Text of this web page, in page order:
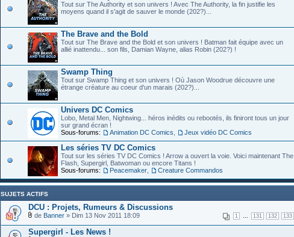
Tout sur The Authority et son univers ! Avec The Authority, la fin justifie les
moyens quand il s'agit de sauver le monde (202?)...
The Brave and the Bold
Tout sur The Brave and the Bold et son univers ! Batman fait équipe avec un
allié inattendu... son fils, Damian Wayne, alias Robin (202?) !
Swamp Thing
Tout sur Swamp Thing et son univers ! Où Jason Woodrue découvre une
étrange créature au coeur d'un marais (202?)...
Univers DC Comics
Lobo, Metal Men, Nightwing... héros inédits ou rebootés, ils finiront tous un jour
sur grand écran !
Sous-forums:
Animation DC Comics Jeux vidéo DC Comics
Les séries TV DC Comics
Tout sur les séries TV DC Comics ! Arrow a ouvert la voie. Voici maintenant The
Flash, Supergirl, Batwoman ou encore Titans !
Sous-forums:
Peacemaker Creature Commandos
SUJETS ACTIFS
DCU : Projets, Rumeurs & Discussions
1 131 132 133
de Banner » Dim 13 Nov 2011 18:09
Supergirl - Les News !